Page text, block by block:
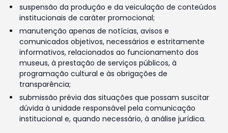
suspensão da produção e da veiculação de conteúdos
institucionais de caráter promocional;
manutenção apenas de notícias, avisos e
comunicados objetivos, necessários e estritamente
informativos, relacionados ao funcionamento dos
museus, à prestação de serviços públicos, à
programação cultural e às obrigações de
transparência;
submissão prévia das situações que possam suscitar
dúvida à unidade responsável pela comunicação
institucional e, quando necessário, à análise jurídica.